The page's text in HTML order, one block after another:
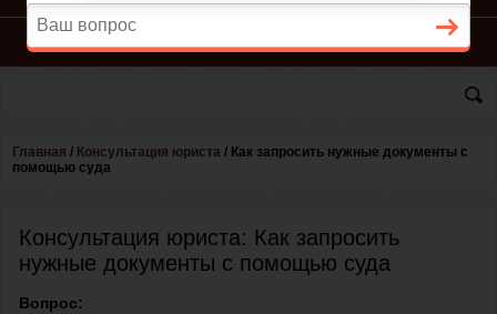
КОНСУЛЬТАЦИЯ ЮРИСТА
Главная / Консультация юриста / Как запросить нужные документы с
помощью суда
Консультация юриста: Как запросить
нужные документы с помощью суда
Вопрос: